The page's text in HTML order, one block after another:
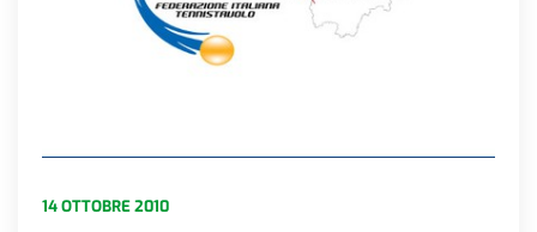
14 OTTOBRE 2010